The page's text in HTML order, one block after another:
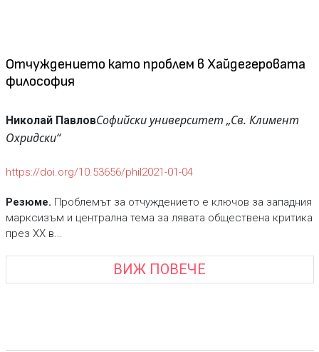
Отчуждението като проблем в Хайдегеровата
философия
Николай ПавловСофийски университет „Св. Климент
Охридски“
https://doi.org/10.53656/phil2021-01-04
Резюме. Проблемът за отчуждението е ключов за западния
марксизъм и централна тема за лявата обществена критика
през ХХ в...
ВИЖ ПОВЕЧЕ